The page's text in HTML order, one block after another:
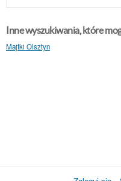
Inne wyszukiwania, które
Majtki Olsztyn